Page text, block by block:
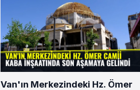
Van'ın Merkezindeki Hz. Ömer